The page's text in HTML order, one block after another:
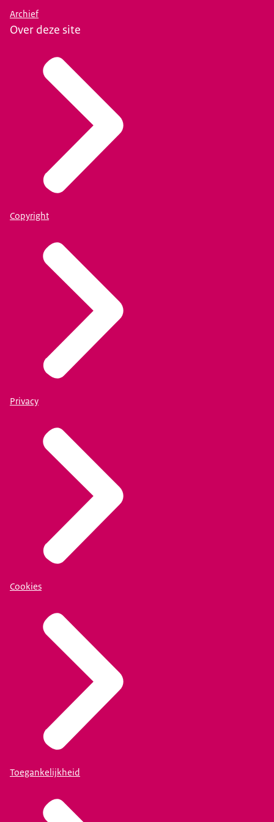
Archief
Over deze site
Copyright
Privacy
Cookies
Toegankelijkheid